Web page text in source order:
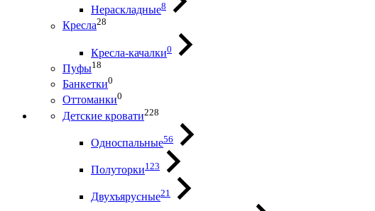
Нераскладные8
Кресла28
Кресла-качалки0
Пуфы18
Банкетки0
Оттоманки0
Детские кровати228
Односпальные56
Полуторки123
Двухъярусные21